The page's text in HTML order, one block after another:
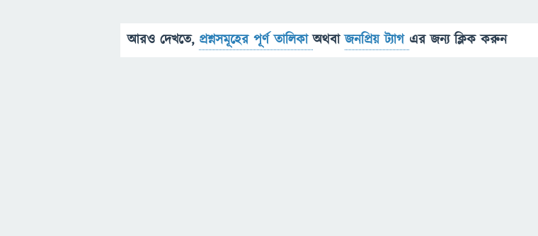
আরও দেখতে, প্রশ্নসমূহের পূর্ণ তালিকাঅথবাজনপ্রিয় ট্যাগ এর জন্য ক্লিক করুন